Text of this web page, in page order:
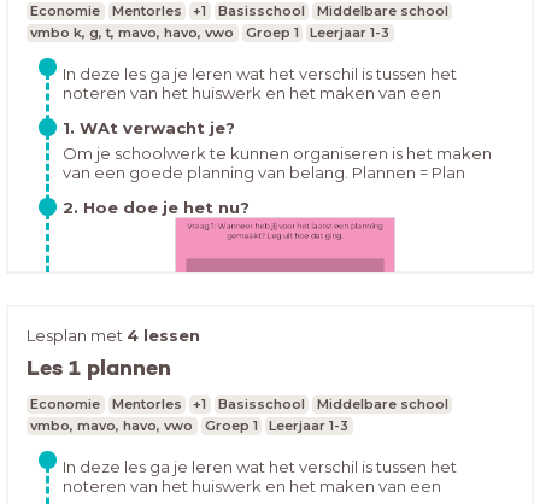
Economie Mentorles +1 Basisschool
Middelbare school
vmbo k, g, t, mavo, havo, vwo
Groep 1 Leerjaar 1-3
In deze les ga je leren wat het verschil is tussen het
noteren van het huiswerk en het maken van een
overzichtelijke planning kan maken en hoe je dit kunt
volhouden.
1. WAt verwacht je?
Om je schoolwerk te kunnen organiseren is het maken
van een goede planning van belang. Plannen = Plan
plannen zo belangrijk?
2. Hoe doe je het nu?
Hoe houd jij je huiswerk bij op dit moment? Open de les
en vul in:
Lesplan met 4 lessen
Les 1 plannen
Economie Mentorles +1 Basisschool
Middelbare school
vmbo, mavo, havo, vwo
Groep 1 Leerjaar 1-3
In deze les ga je leren wat het verschil is tussen het
noteren van het huiswerk en het maken van een